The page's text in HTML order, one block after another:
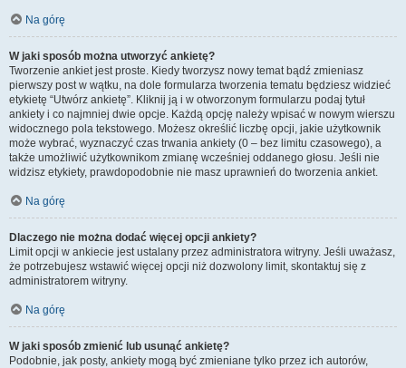
Na górę
W jaki sposób można utworzyć ankietę?
Tworzenie ankiet jest proste. Kiedy tworzysz nowy temat bądź zmieniasz
pierwszy post w wątku, na dole formularza tworzenia tematu będziesz widzieć
etykietę “Utwórz ankietę”. Kliknij ją i w otworzonym formularzu podaj tytuł
ankiety i co najmniej dwie opcje. Każdą opcję należy wpisać w nowym wierszu
widocznego pola tekstowego. Możesz określić liczbę opcji, jakie użytkownik
może wybrać, wyznaczyć czas trwania ankiety (0 – bez limitu czasowego), a
także umożliwić użytkownikom zmianę wcześniej oddanego głosu. Jeśli nie
widzisz etykiety, prawdopodobnie nie masz uprawnień do tworzenia ankiet.
Na górę
Dlaczego nie można dodać więcej opcji ankiety?
Limit opcji w ankiecie jest ustalany przez administratora witryny. Jeśli uważasz,
że potrzebujesz wstawić więcej opcji niż dozwolony limit, skontaktuj się z
administratorem witryny.
Na górę
W jaki sposób zmienić lub usunąć ankietę?
Podobnie, jak posty, ankiety mogą być zmieniane tylko przez ich autorów,